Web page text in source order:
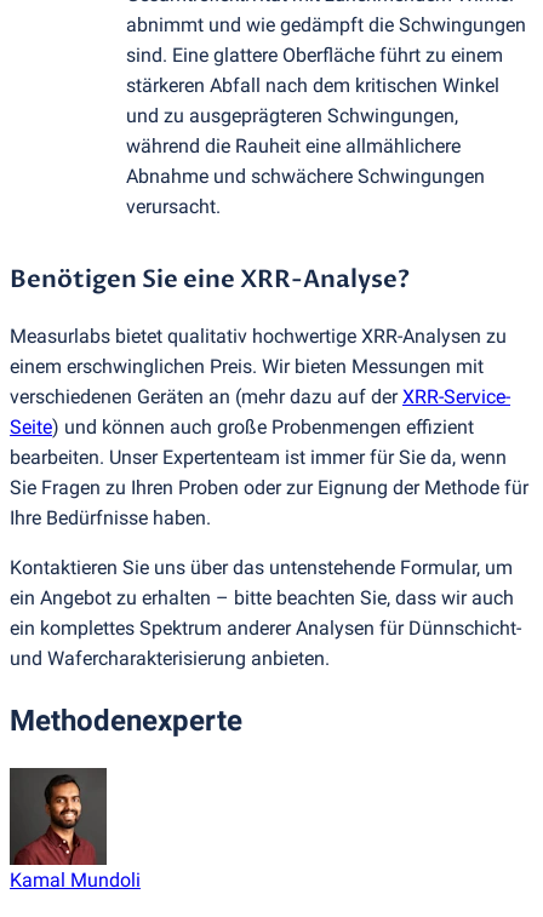
abnimmt und wie gedämpft die Schwingungen
sind. Eine glattere Oberfläche führt zu einem
stärkeren Abfall nach dem kritischen Winkel
und zu ausgeprägteren Schwingungen,
während die Rauheit eine allmählichere
Abnahme und schwächere Schwingungen
verursacht.
Benötigen Sie eine XRR-Analyse?
Measurlabs bietet qualitativ hochwertige XRR-Analysen zu
einem erschwinglichen Preis. Wir bieten Messungen mit
verschiedenen Geräten an (mehr dazu auf derXRR-Service-
Seite) und können auch große Probenmengen effizient
bearbeiten. Unser Expertenteam ist immer für Sie da, wenn
Sie Fragen zu Ihren Proben oder zur Eignung der Methode für
Ihre Bedürfnisse haben.
Kontaktieren Sie uns über das untenstehende Formular, um
ein Angebot zu erhalten – bitte beachten Sie, dass wir auch
ein komplettes Spektrum anderer Analysen für Dünnschicht-
und Wafercharakterisierung anbieten.
Methodenexperte
Kamal Mundoli